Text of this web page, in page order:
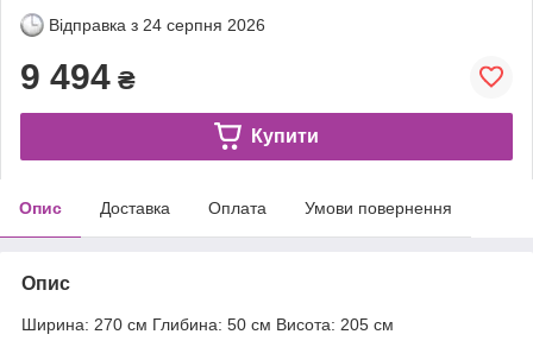
Відправка з 24 серпня 2026
9 494 ₴
Купити
Опис Доставка Оплата Умови повернення
Опис
Ширина: 270 см Глибина: 50 см Висота: 205 см